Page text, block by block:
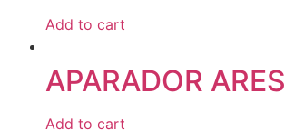
Add to cart
APARADOR ARES
Add to cart